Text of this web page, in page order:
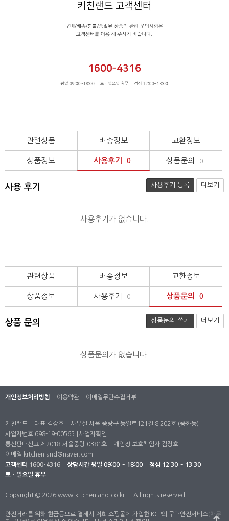
관련상품 배송정보 교환정보
상품정보 사용후기 0 상품문의 0
사용 후기 사용후기 등록 더보기
사용후기가 없습니다.
관련상품 배송정보 교환정보
상품정보 사용후기 0 상품문의 0
상품 문의 상품문의 쓰기 더보기
상품문의가 없습니다.
개인정보처리방침 이용약관 이메일무단수집거부
키친랜드 대표 김장호
사무실 서울 중랑구 동일로121길 8 202호 (중화동)
사업자번호 698-19-00565
[사업자확인]
통신판매신고 제2018-서울중랑-0381호
개인정 보호책임자 김장호
이메일 kitchenland@naver.com
고객센터 1600-4316 상담시간 평일 09:00 ~ 18:00
점심 12:30 ~ 13:30
토ㆍ일요일 휴무
Copyright © 2026 www.kitchenland.co.kr. All rights reserved.
안전거래를 위해 현금등으로 결제시 저희 쇼핑몰에 가입한 KCP의 구매안전서비스(채무